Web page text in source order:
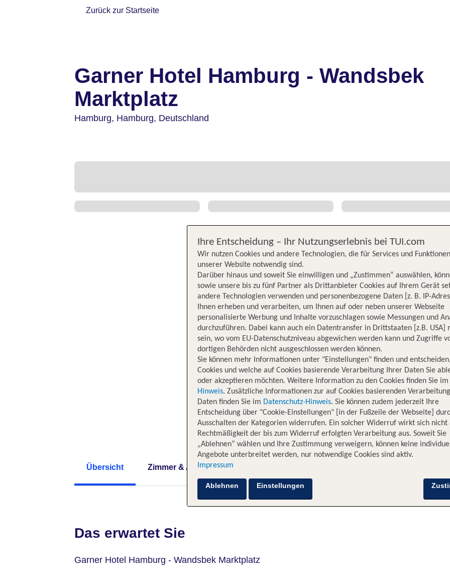
Zurück zur Startseite
Garner Hotel Hamburg - Wandsbek
Marktplatz
Hamburg, Hamburg, Deutschland
Übersicht Zimmer & Angebote
Das erwartet Sie
Garner Hotel Hamburg - Wandsbek Marktplatz
Ihre Entscheidung – Ihr Nutzungserlebnis bei TUI.com
Wir nutzen Cookies und andere Technologien, die für Services und
unserer Website notwendig sind.
Darüber hinaus und soweit Sie einwilligen und „Zustimmen“ auswählen,
sowie unsere bis zu fünf Partner als Drittanbieter Cookies auf Ihrem Gerät
andere Technologien verwenden und personenbezogene Daten [z. B. IP-
Ihnen erheben und verarbeiten, um Ihnen auf oder neben unserer Webseite
personalisierte Werbung und Inhalte vorzuschlagen sowie Messungen und
durchzuführen. Dabei kann auch ein Datentransfer in Drittstaaten [z.B. USA]
sein, wo vom EU-Datenschutzniveau abgewichen werden kann und Zugriffe
dortigen Behörden nicht ausgeschlossen werden können.
Sie können mehr Informationen unter "Einstellungen" finden und
Cookies und welche auf Cookies basierende Verarbeitung Ihrer Daten Sie
oder akzeptieren möchten. Weitere Information zu den Cookies finden Sie im
Hinweis. Zusätzliche Informationen zur auf Cookies basierenden
Daten finden Sie im Datenschutz-Hinweis. Sie können zudem jederzeit Ihre
Entscheidung über "Cookie-Einstellungen" [in der Fußzeile der Webseite]
Ausschalten der Kategorien widerrufen. Ein solcher Widerruf wirkt sich nicht
Rechtmäßigkeit der bis zum Widerruf erfolgten Verarbeitung aus. Soweit Sie
„Ablehnen“ wählen und Ihre Zustimmung verweigern, können keine
Angebote unterbreitet werden, nur notwendige Cookies sind aktiv.
Impressum
Ablehnen Einstellungen